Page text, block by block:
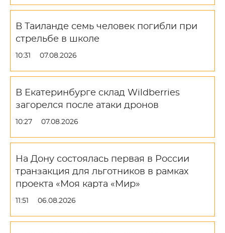
В Таиланде семь человек погибли при
стрельбе в школе
10:31 07.08.2026
В Екатеринбурге склад Wildberries
загорелся после атаки дронов
10:27 07.08.2026
На Дону состоялась первая в России
транзакция для льготников в рамках
проекта «Моя карта «Мир»
11:51 06.08.2026